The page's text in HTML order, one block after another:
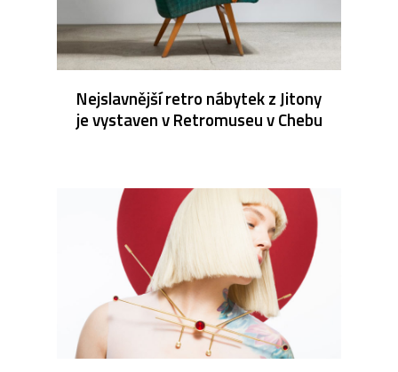
Nejslavnější retro nábytek z Jitony
je vystaven v Retromuseu v Chebu